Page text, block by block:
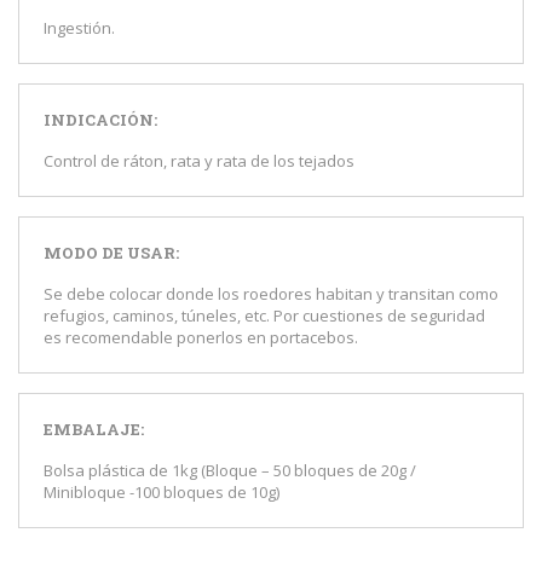
Ingestión.
INDICACIÓN:
Control de ráton, rata y rata de los tejados
MODO DE USAR:
Se debe colocar donde los roedores habitan y transitan como
refugios, caminos, túneles, etc. Por cuestiones de seguridad
es recomendable ponerlos en portacebos.
EMBALAJE:
Bolsa plástica de 1kg (Bloque – 50 bloques de 20g /
Minibloque -100 bloques de 10g)